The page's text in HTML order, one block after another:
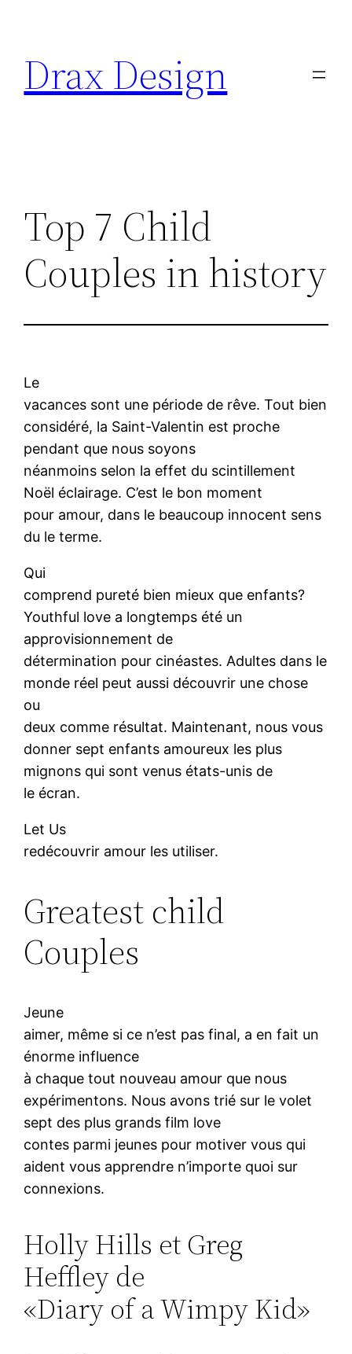
contenido
Drax Design
Top 7 Child
Couples in history
Le
vacances sont une période de rêve. Tout bien
considéré, la Saint-Valentin est proche
pendant que nous soyons
néanmoins selon la effet du scintillement
Noël éclairage. C’est le bon moment
pour amour, dans le beaucoup innocent sens
du le terme.
Qui
comprend pureté bien mieux que enfants?
Youthful love a longtemps été un
approvisionnement de
détermination pour cinéastes. Adultes dans le
monde réel peut aussi découvrir une chose
ou
deux comme résultat. Maintenant, nous vous
donner sept enfants amoureux les plus
mignons qui sont venus états-unis de
le écran.
Let Us
redécouvrir amour les utiliser.
Greatest child
Couples
Jeune
aimer, même si ce n’est pas final, a en fait un
énorme influence
à chaque tout nouveau amour que nous
expérimentons. Nous avons trié sur le volet
sept des plus grands film love
contes parmi jeunes pour motiver vous qui
aident vous apprendre n’importe quoi sur
connexions.
Holly Hills et Greg
Heffley de
«Diary of a Wimpy Kid»